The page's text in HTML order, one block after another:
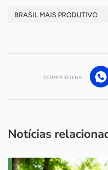
BRASIL MAIS PRODUTIVO
COMPARTILHE
Notícias